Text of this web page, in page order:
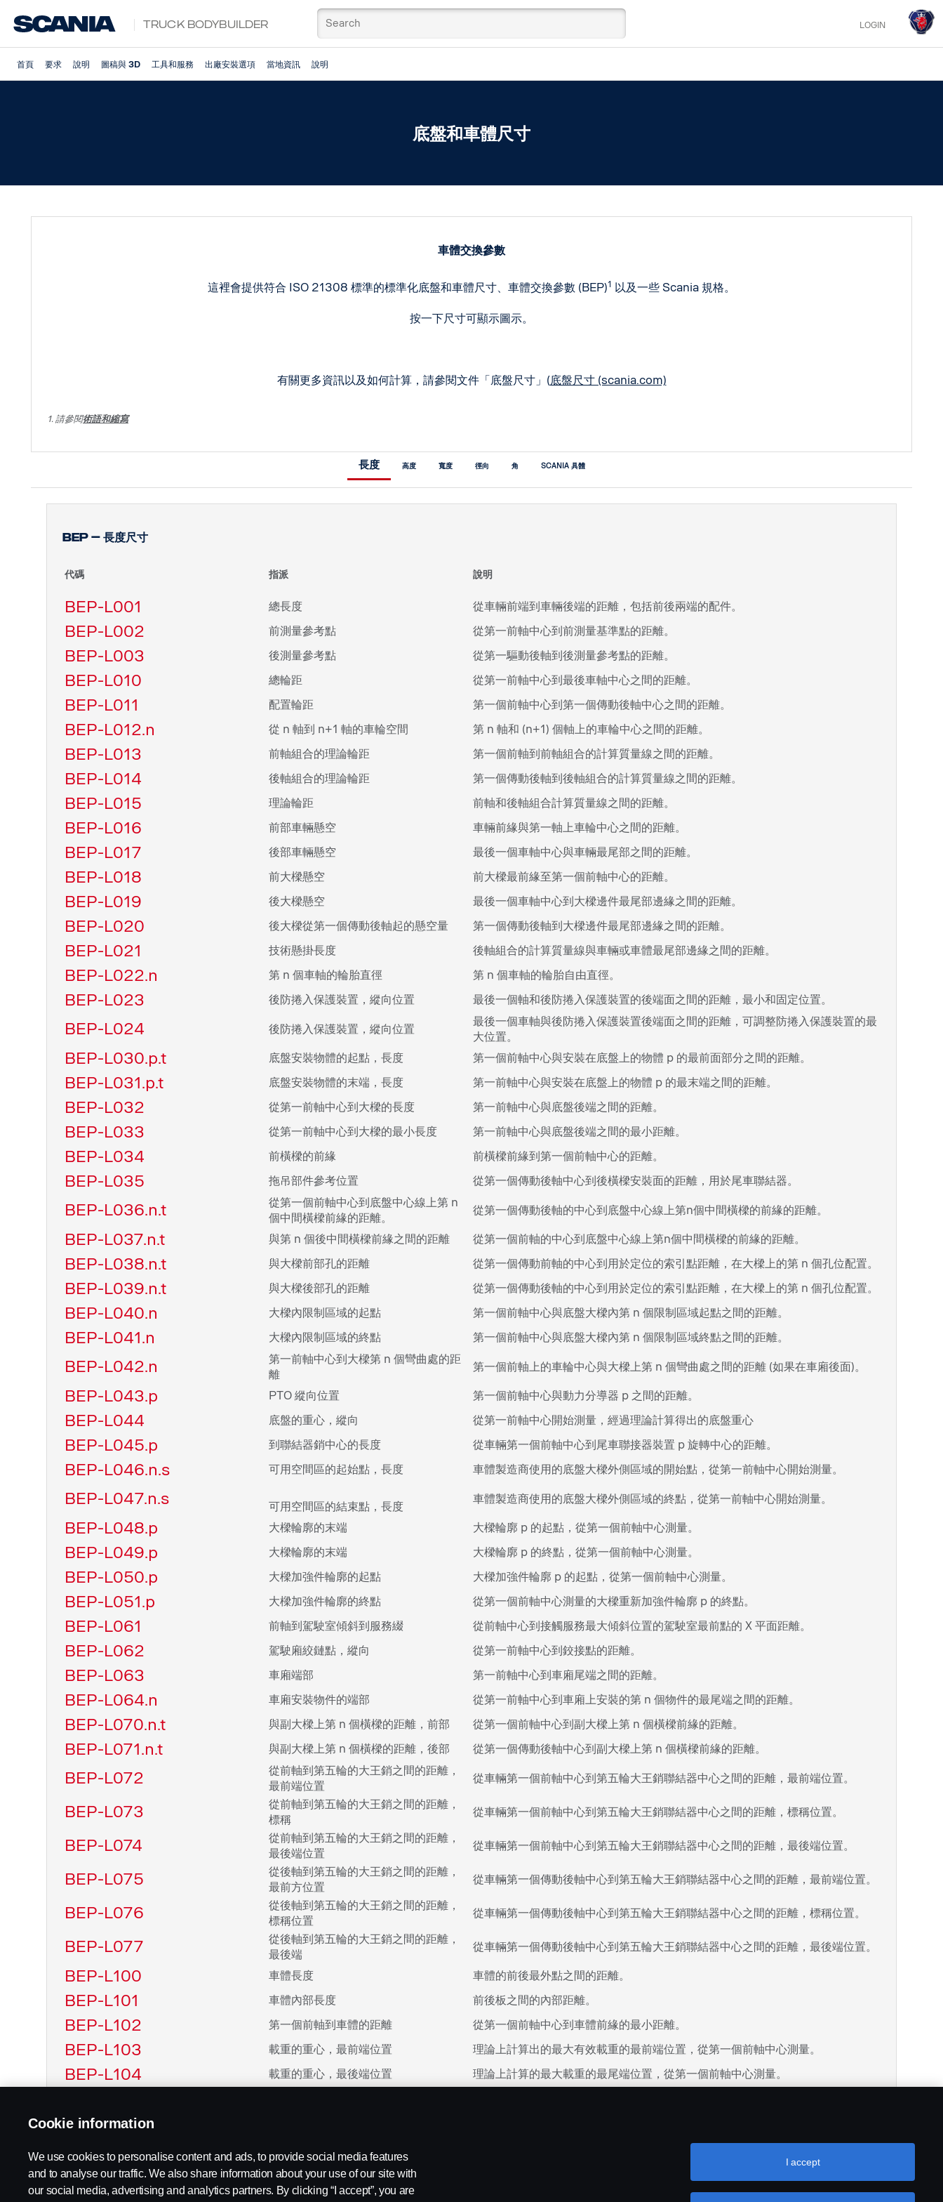
Truck Bodybuilder LOGIN
首頁 要求 說明 圖稿與 3D 工具和服務 出廠安裝選項 當地資訊 說明
底盤和車體尺寸
車體交換參數
這裡會提供符合 ISO 21308 標準的標準化底盤和車體尺寸、車體交換參數 (BEP)1 以及一些 Scania 規格。
按一下尺寸可顯示圖示。
有關更多資訊以及如何計算，請參閱文件「底盤尺寸」(底盤尺寸 (scania.com)
1. 請參閱術語和縮寫
長度 高度 寬度 徑向 角 SCANIA 具體
BEP – 長度尺寸
代碼 指派 說明
BEP-L001 總長度 從車輛前端到車輛後端的距離，包括前後兩端的配件。
BEP-L002 前測量參考點 從第一前軸中心到前測量基準點的距離。
BEP-L003 後測量參考點 從第一驅動後軸到後測量參考點的距離。
BEP-L010 總輪距 從第一前軸中心到最後車軸中心之間的距離。
BEP-L011 配置輪距 第一個前軸中心到第一個傳動後軸中心之間的距離。
BEP-L012.n 從 n 軸到 n+1 軸的車輪空間 第 n 軸和 (n+1) 個軸上的車輪中心之間的距離。
BEP-L013 前軸組合的理論輪距 第一個前軸到前軸組合的計算質量線之間的距離。
BEP-L014 後軸組合的理論輪距 第一個傳動後軸到後軸組合的計算質量線之間的距離。
BEP-L015 理論輪距 前軸和後軸組合計算質量線之間的距離。
BEP-L016 前部車輛懸空 車輛前緣與第一軸上車輪中心之間的距離。
BEP-L017 後部車輛懸空 最後一個車軸中心與車輛最尾部之間的距離。
BEP-L018 前大樑懸空 前大樑最前緣至第一個前軸中心的距離。
BEP-L019 後大樑懸空 最後一個車軸中心到大樑邊件最尾部邊緣之間的距離。
BEP-L020 後大樑從第一個傳動後軸起的懸空量 第一個傳動後軸到大樑邊件最尾部邊緣之間的距離。
BEP-L021 技術懸掛長度 後軸組合的計算質量線與車輛或車體最尾部邊緣之間的距離。
BEP-L022.n 第 n 個車軸的輪胎直徑 第 n 個車軸的輪胎自由直徑。
BEP-L023 後防捲入保護裝置，縱向位置 最後一個軸和後防捲入保護裝置的後端面之間的距離，最小和固定位置。
BEP-L024 後防捲入保護裝置，縱向位置
最後一個車軸與後防捲入保護裝置後端面之間的距離，可調整防捲入保護裝置的最
大位置。
BEP-L030.p.t 底盤安裝物體的起點，長度 第一個前軸中心與安裝在底盤上的物體 p 的最前面部分之間的距離。
BEP-L031.p.t 底盤安裝物體的末端，長度 第一前軸中心與安裝在底盤上的物體 p 的最末端之間的距離。
BEP-L032 從第一前軸中心到大樑的長度 第一前軸中心與底盤後端之間的距離。
BEP-L033 從第一前軸中心到大樑的最小長度 第一前軸中心與底盤後端之間的最小距離。
BEP-L034 前橫樑的前緣 前橫樑前緣到第一個前軸中心的距離。
BEP-L035 拖吊部件參考位置 從第一個傳動後軸中心到後橫樑安裝面的距離，用於尾車聯結器。
BEP-L036.n.t
從第一個前軸中心到底盤中心線上第 n
個中間橫樑前緣的距離。
從第一個傳動後軸的中心到底盤中心線上第n個中間橫樑的前緣的距離。
BEP-L037.n.t 與第 n 個後中間橫樑前緣之間的距離 從第一個前軸的中心到底盤中心線上第n個中間橫樑的前緣的距離。
BEP-L038.n.t 與大樑前部孔的距離 從第一個傳動前軸的中心到用於定位的索引點距離，在大樑上的第 n 個孔位配置。
BEP-L039.n.t 與大樑後部孔的距離 從第一個傳動後軸的中心到用於定位的索引點距離，在大樑上的第 n 個孔位配置。
BEP-L040.n 大樑內限制區域的起點 第一個前軸中心與底盤大樑內第 n 個限制區域起點之間的距離。
BEP-L041.n 大樑內限制區域的終點 第一個前軸中心與底盤大樑內第 n 個限制區域終點之間的距離。
BEP-L042.n
第一前軸中心到大樑第 n 個彎曲處的距
離
第一個前軸上的車輪中心與大樑上第 n 個彎曲處之間的距離 (如果在車廂後面)。
BEP-L043.p PTO 縱向位置 第一個前軸中心與動力分導器 p 之間的距離。
BEP-L044 底盤的重心，縱向 從第一前軸中心開始測量，經過理論計算得出的底盤重心
BEP-L045.p 到聯結器銷中心的長度 從車輛第一個前軸中心到尾車聯接器裝置 p 旋轉中心的距離。
BEP-L046.n.s 可用空間區的起始點，長度 車體製造商使用的底盤大樑外側區域的開始點，從第一前軸中心開始測量。
BEP-L047.n.s 可用空間區的結束點，長度
車體製造商使用的底盤大樑外側區域的終點，從第一前軸中心開始測量。
BEP-L048.p 大樑輪廓的末端 大樑輪廓 p 的起點，從第一個前軸中心測量。
BEP-L049.p 大樑輪廓的末端 大樑輪廓 p 的終點，從第一個前軸中心測量。
BEP-L050.p 大樑加強件輪廓的起點 大樑加強件輪廓 p 的起點，從第一個前軸中心測量。
BEP-L051.p 大樑加強件輪廓的終點 從第一個前軸中心測量的大樑重新加強件輪廓 p 的終點。
BEP-L061 前軸到駕駛室傾斜到服務綴 從前軸中心到接觸服務最大傾斜位置的駕駛室最前點的 X 平面距離。
BEP-L062 駕駛廂絞鏈點，縱向 從第一前軸中心到鉸接點的距離。
BEP-L063 車廂端部 第一前軸中心到車廂尾端之間的距離。
BEP-L064.n 車廂安裝物件的端部 從第一前軸中心到車廂上安裝的第 n 個物件的最尾端之間的距離。
BEP-L070.n.t 與副大樑上第 n 個橫樑的距離，前部 從第一個前軸中心到副大樑上第 n 個橫樑前緣的距離。
BEP-L071.n.t 與副大樑上第 n 個橫樑的距離，後部 從第一個傳動後軸中心到副大樑上第 n 個橫樑前緣的距離。
BEP-L072
從前軸到第五輪的大王銷之間的距離，
最前端位置
從車輛第一個前軸中心到第五輪大王銷聯結器中心之間的距離，最前端位置。
BEP-L073
從前軸到第五輪的大王銷之間的距離，
標稱
從車輛第一個前軸中心到第五輪大王銷聯結器中心之間的距離，標稱位置。
BEP-L074
從前軸到第五輪的大王銷之間的距離，
最後端位置
從車輛第一個前軸中心到第五輪大王銷聯結器中心之間的距離，最後端位置。
BEP-L075
從後軸到第五輪的大王銷之間的距離，
最前方位置
從車輛第一個傳動後軸中心到第五輪大王銷聯結器中心之間的距離，最前端位置。
BEP-L076
從後軸到第五輪的大王銷之間的距離，
標稱位置
從車輛第一個傳動後軸中心到第五輪大王銷聯結器中心之間的距離，標稱位置。
BEP-L077
從後軸到第五輪的大王銷之間的距離，
最後端
從車輛第一個傳動後軸中心到第五輪大王銷聯結器中心之間的距離，最後端位置。
BEP-L100 車體長度 車體的前後最外點之間的距離。
BEP-L101 車體內部長度 前後板之間的內部距離。
BEP-L102 第一個前軸到車體的距離 從第一個前軸中心到車體前緣的最小距離。
BEP-L103 載重的重心，最前端位置 理論上計算出的最大有效載重的最前端位置，從第一個前軸中心測量。
BEP-L104 載重的重心，最後端位置 理論上計算的最大載重的最尾端位置，從第一個前軸中心測量。
BEP-L106.n
Cookie information
We use cookies to personalise content and ads, to provide social media features
and to analyse our traffic. We also share information about your use of our site with
our social media, advertising and analytics partners. By clicking “I accept”, you are
I accept